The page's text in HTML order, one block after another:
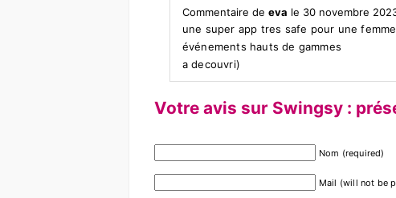
Commentaire de eva le 30 novembre
une super app tres safe pour une
événements hauts de gammes
a decouvri)
Votre avis sur Swingsy :
Nom (required)
Mail (will not be